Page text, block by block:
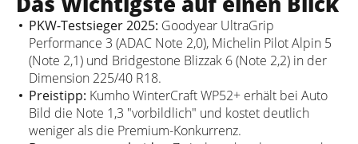
PKW-Testsieger 2025: Goodyear UltraGrip
Performance 3 (ADAC Note 2,0), Michelin Pilot Alpin 5
(Note 2,1) und Bridgestone Blizzak 6 (Note 2,2) in der
Dimension 225/40 R18.
Preistipp: Kumho WinterCraft WP52+ erhält bei Auto
Bild die Note 1,3 "vorbildlich" und kostet deutlich
weniger als die Premium-Konkurrenz.